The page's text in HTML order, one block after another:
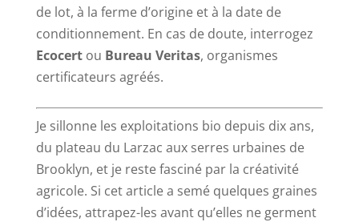
de lot, à la ferme d’origine et à la date de
conditionnement. En cas de doute, interrogez
Ecocertou Bureau Veritas, organismes
certificateurs agréés.
Je sillonne les exploitations bio depuis dix ans,
du plateau du Larzac aux serres urbaines de
Brooklyn, et je reste fasciné par la créativité
agricole. Si cet article a semé quelques graines
d’idées, attrapez-les avant qu’elles ne germent